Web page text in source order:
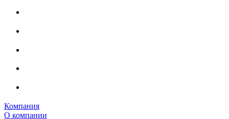
Компания
О компании